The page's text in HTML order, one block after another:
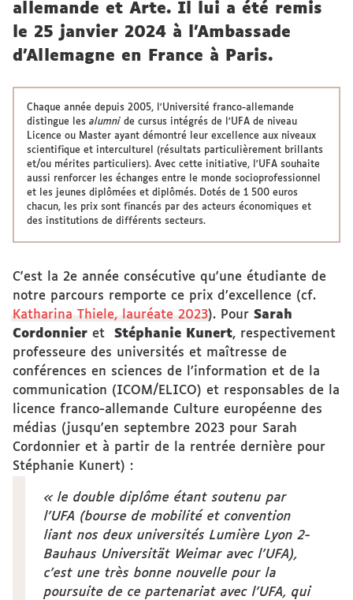
allemande et Arte. Il lui a été remis
le 25 janvier 2024 à l’Ambassade
d'Allemagne en France à Paris.
Chaque année depuis 2005, l'Université franco-allemande
distingue les alumni de cursus intégrés de l’UFA de niveau
Licence ou Master ayant démontré leur excellence aux niveaux
scientifique et interculturel (résultats particulièrement brillants
et/ou mérites particuliers). Avec cette initiative, l'UFA souhaite
aussi renforcer les échanges entre le monde socioprofessionnel
et les jeunes diplômées et diplômés. Dotés de 1 500 euros
chacun, les prix sont financés par des acteurs économiques et
des institutions de différents secteurs.
C'est la 2e année consécutive qu'une étudiante de
notre parcours remporte ce prix d’excellence (cf.
Katharina Thiele, lauréate 2023). Pour Sarah
Cordonnier et Stéphanie Kunert, respectivement
professeure des universités et maîtresse de
conférences en sciences de l’information et de la
communication (ICOM/ELICO) et responsables de la
licence franco-allemande Culture européenne des
médias (jusqu'en septembre 2023 pour Sarah
Cordonnier et à partir de la rentrée dernière pour
Stéphanie Kunert) :
« le double diplôme étant soutenu par
l’UFA (bourse de mobilité et convention
liant nos deux universités Lumière Lyon 2-
Bauhaus Universität Weimar avec l’UFA),
c’est une très bonne nouvelle pour la
poursuite de ce partenariat avec l’UFA, qui